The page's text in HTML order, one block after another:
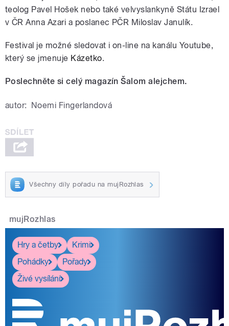
teolog Pavel Hošek nebo také velvyslankyně Státu Izrael
v ČR Anna Azari a poslanec PČR Miloslav Janulík.
Festival je možné sledovat i on-line na kanálu Youtube,
který se jmenuje Kázetko.
Poslechněte si celý magazín Šalom alejchem.
autor: Noemi Fingerlandová
Všechny díly pořadu na mujRozhlas
mujRozhlas
Hry a četby
Krimi
Pohádky
Pořady
Živé vysílání